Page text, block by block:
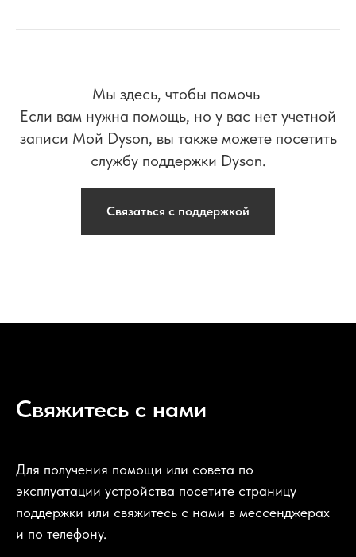
Мы здесь, чтобы помочь
Если вам нужна помощь, но у вас нет учетной
записи Мой Dyson, вы также можете посетить
службу поддержки Dyson.
Связаться с поддержкой
Свяжитесь с нами
Для получения помощи или совета по
эксплуатации устройства посетите страницу
поддержки или свяжитесь с нами в мессенджерах
и по телефону.